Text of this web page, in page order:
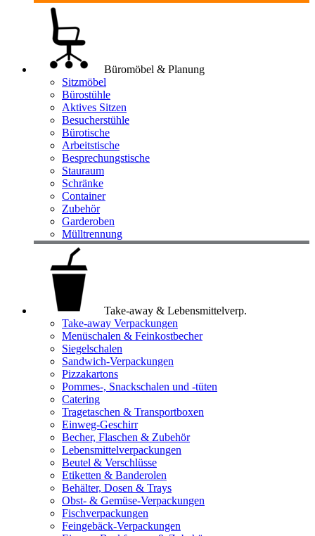
Büromöbel & Planung
Sitzmöbel
Bürostühle
Aktives Sitzen
Besucherstühle
Bürotische
Arbeitstische
Besprechungstische
Stauraum
Schränke
Container
Zubehör
Garderoben
Mülltrennung
Take-away & Lebensmittelverp.
Take-away Verpackungen
Menüschalen & Feinkostbecher
Siegelschalen
Sandwich-Verpackungen
Pizzakartons
Pommes-, Snackschalen und -tüten
Catering
Tragetaschen & Transportboxen
Einweg-Geschirr
Becher, Flaschen & Zubehör
Lebensmittelverpackungen
Beutel & Verschlüsse
Etiketten & Banderolen
Behälter, Dosen & Trays
Obst- & Gemüse-Verpackungen
Fischverpackungen
Feingebäck-Verpackungen